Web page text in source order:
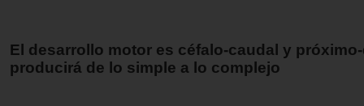
El desarrollo motor es céfalo-caudal y
producirá de lo simple a lo complejo